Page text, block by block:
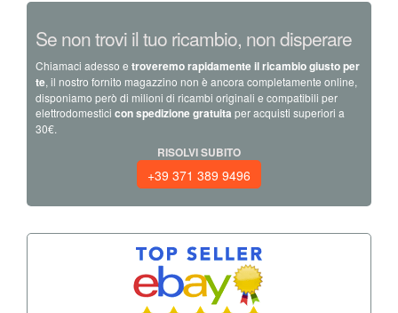
Se non trovi il tuo ricambio, non disperare
Chiamaci adesso e troveremo rapidamente il ricambio giusto per
te, il nostro fornito magazzino non è ancora completamente online,
disponiamo però di milioni di ricambi originali e compatibili per
elettrodomestici con spedizione gratuita per acquisti superiori a
30€.
RISOLVI SUBITO
+39 371 389 9496